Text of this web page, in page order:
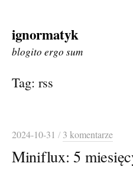
Skip
to
ignormatyk
blogito ergo sum
Tag: rss
2024-10-31 / 3 komentarze
Miniflux: 5